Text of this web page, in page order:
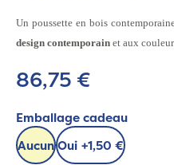
Un poussette en bois
design contemporain et aux
86,75 €
Emballage cadeau
AucunOui +1,50 €